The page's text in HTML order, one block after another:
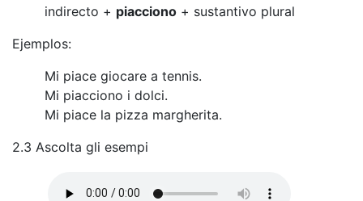
indirecto + piacciono + sustantivo plural
Ejemplos:
Mi piace giocare a tennis.
Mi piacciono i dolci.
Mi piace la pizza margherita.
2.3 Ascolta gli esempi